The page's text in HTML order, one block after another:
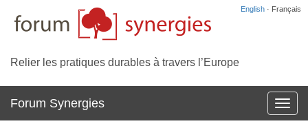
English · Français
Relier les pratiques durables à travers l’Europe
la
Forum Synergies